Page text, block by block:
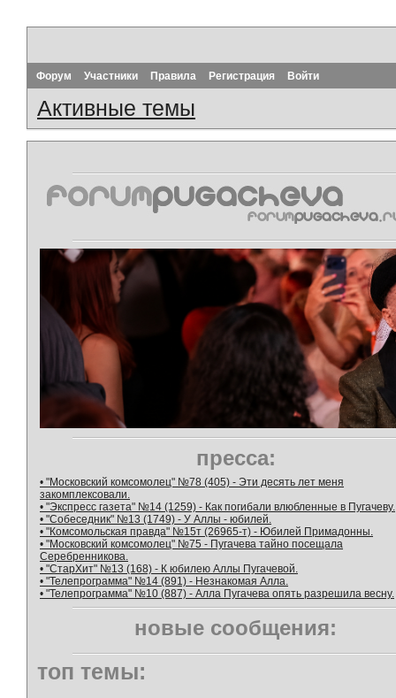
Форум Участники Правила Регистрация Войти
Активные темы
пресса:
• "Московский комсомолец" №78 (405) - Эти десять лет меня
закомплексовали.
• "Экспресс газета" №14 (1259) - Как погибали влюбленные в Пугачеву.
• "Собеседник" №13 (1749) - У Аллы - юбилей.
• "Комсомольская правда" №15т (26965-т) - Юбилей Примадонны.
• "Московский комсомолец" №75 - Пугачева тайно посещала
Серебренникова.
• "СтарХит" №13 (168) - К юбилею Аллы Пугачевой.
• "Телепрограмма" №14 (891) - Незнакомая Алла.
• "Телепрограмма" №10 (887) - Алла Пугачева опять разрешила весну.
новые сообщения:
топ темы: